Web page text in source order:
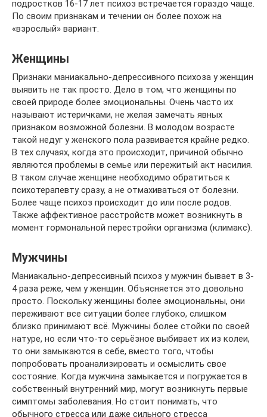
подростков 16-17 лет психоз встречается гораздо чаще.
По своим признакам и течении он более похож на
«взрослый» вариант.
Женщины
Признаки маниакально-депрессивного психоза у женщин
выявить не так просто. Дело в том, что женщины по
своей природе более эмоциональны. Очень часто их
называют истеричками, не желая замечать явных
признаком возможной болезни. В молодом возрасте
такой недуг у женского пола развивается крайне редко.
В тех случаях, когда это происходит, причиной обычно
являются проблемы в семье или пережитый акт насилия.
В таком случае женщине необходимо обратиться к
психотерапевту сразу, а не отмахиваться от болезни.
Более чаще психоз происходит до или после родов.
Также аффективное расстройств может возникнуть в
момент гормональной перестройки организма (климакс).
Мужчины
Маниакально-депрессивный психоз у мужчин бывает в 3-
4 раза реже, чем у женщин. Объясняется это довольно
просто. Поскольку женщины более эмоциональны, они
переживают все ситуации более глубоко, слишком
близко принимают всё. Мужчины более стойки по своей
натуре, но если что-то серьёзное выбивает их из колеи,
то они замыкаются в себе, вместо того, чтобы
попробовать проанализировать и осмыслить свое
состояние. Когда мужчина замыкается и погружается в
собственный внутренний мир, могут возникнуть первые
симптомы заболевания. Но стоит понимать, что
обычного стресса или даже сильного стресса